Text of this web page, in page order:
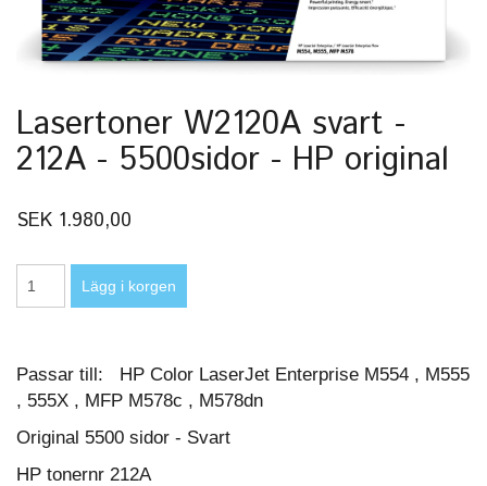
Lasertoner W2120A svart -
212A - 5500sidor - HP original
SEK 1.980,00
Passar till: HP Color LaserJet Enterprise M554 , M555
, 555X , MFP M578c , M578dn
Original 5500 sidor - Svart
HP tonernr 212A